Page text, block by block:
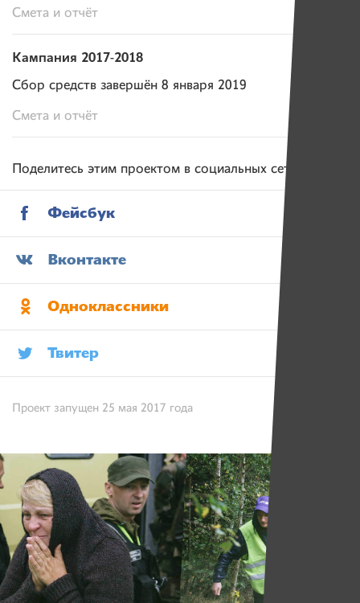
Смета и отчёт
Кампания 2017-2018
Сбор средств завершён 8 января 2019
Смета и отчёт
Поделитесь этим проектом в социальных сетях
Фейсбук
Вконтакте
Одноклассники
Твитер
Проект запущен 25 мая 2017 года